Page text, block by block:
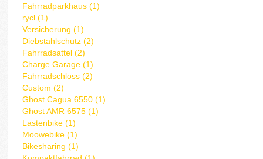
Fahrradparkhaus (1)
rycl (1)
Versicherung (1)
Diebstahlschutz (2)
Fahrradsattel (2)
Charge Garage (1)
Fahrradschloss (2)
Custom (2)
Ghost Cagua 6550 (1)
Ghost AMR 6575 (1)
Lastenbike (1)
Moowebike (1)
Bikesharing (1)